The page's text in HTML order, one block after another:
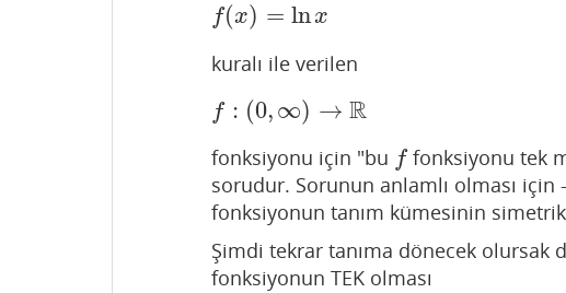
f(x) = lnx
f(x =lnx
kuralı ile verilen
f : (0,∞) → R
f:(0 ,∞)→ R
fonksiyonu için "bu f
f fonksiyonu tek
sorudur. Sorunun anlamlı olması
fonksiyonun tanım kümesinin
Şimdi tekrar tanıma dönecek olursak
fonksiyonun TEK olması